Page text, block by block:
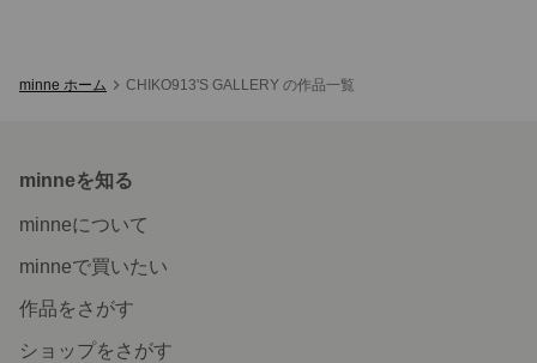
minne ホーム CHIKO913'S GALLERY の作品一覧
minneを知る
minneについて
minneで買いたい
作品をさがす
ショップをさがす